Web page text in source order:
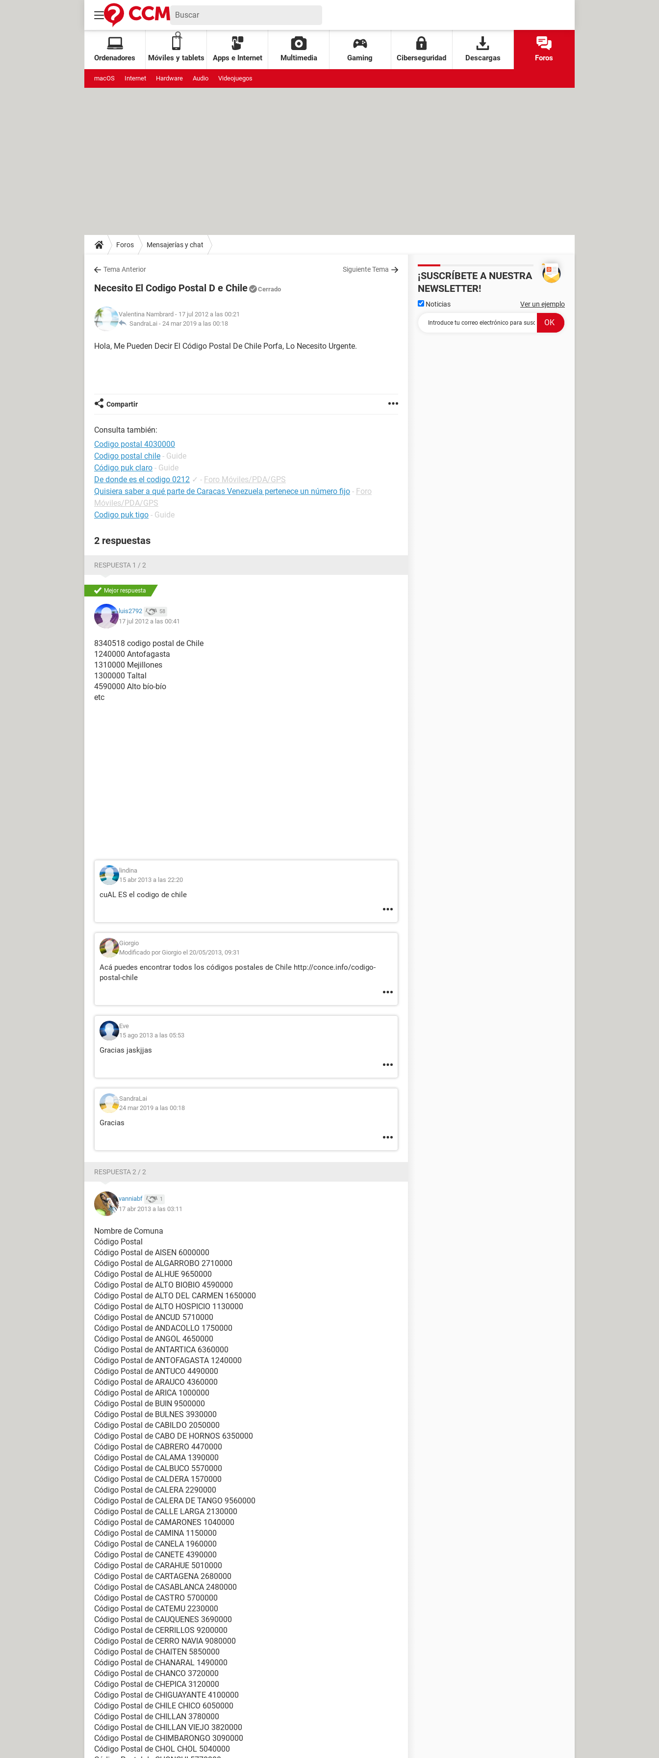
Ordenadores Móviles y tablets Apps e Internet Multimedia Gaming Ciberseguridad Descargas Foros
macOS Internet Hardware Audio Videojuegos
Foros Mensajerías y chat
Tema Anterior Siguiente Tema
Necesito El Codigo Postal D e Chile Cerrado
Valentina Nambrard - 17 jul 2012 a las 00:21
SandraLai - 24 mar 2019 a las 00:18
Hola, Me Pueden Decir El Código Postal De Chile Porfa, Lo Necesito Urgente.
Compartir
Consulta también:
Codigo postal 4030000
Codigo postal chile - Guide
Código puk claro - Guide
De donde es el codigo 0212 ✓ - Foro Móviles/PDA/GPS
Quisiera saber a qué parte de Caracas Venezuela pertenece un número fijo - Foro
Móviles/PDA/GPS
Codigo puk tigo - Guide
2 respuestas
RESPUESTA 1 / 2
Mejor respuesta
luis2792 58
17 jul 2012 a las 00:41
8340518 codigo postal de Chile
1240000 Antofagasta
1310000 Mejillones
1300000 Taltal
4590000 Alto bío-bío
etc
lindina
15 abr 2013 a las 22:20
cuAL ES el codigo de chile
Giorgio
Modificado por Giorgio el 20/05/2013, 09:31
Acá puedes encontrar todos los códigos postales de Chile http://conce.info/codigo-
postal-chile
Eve
15 ago 2013 a las 05:53
Gracias jaskjjas
SandraLai
24 mar 2019 a las 00:18
Gracias
RESPUESTA 2 / 2
vanniabf 1
17 abr 2013 a las 03:11
Nombre de Comuna
Código Postal
Código Postal de AISEN 6000000
Código Postal de ALGARROBO 2710000
Código Postal de ALHUE 9650000
Código Postal de ALTO BIOBIO 4590000
Código Postal de ALTO DEL CARMEN 1650000
Código Postal de ALTO HOSPICIO 1130000
Código Postal de ANCUD 5710000
Código Postal de ANDACOLLO 1750000
Código Postal de ANGOL 4650000
Código Postal de ANTARTICA 6360000
Código Postal de ANTOFAGASTA 1240000
Código Postal de ANTUCO 4490000
Código Postal de ARAUCO 4360000
Código Postal de ARICA 1000000
Código Postal de BUIN 9500000
Código Postal de BULNES 3930000
Código Postal de CABILDO 2050000
Código Postal de CABO DE HORNOS 6350000
Código Postal de CABRERO 4470000
Código Postal de CALAMA 1390000
Código Postal de CALBUCO 5570000
Código Postal de CALDERA 1570000
Código Postal de CALERA 2290000
Código Postal de CALERA DE TANGO 9560000
Código Postal de CALLE LARGA 2130000
Código Postal de CAMARONES 1040000
Código Postal de CAMINA 1150000
Código Postal de CANELA 1960000
Código Postal de CANETE 4390000
Código Postal de CARAHUE 5010000
Código Postal de CARTAGENA 2680000
Código Postal de CASABLANCA 2480000
Código Postal de CASTRO 5700000
Código Postal de CATEMU 2230000
Código Postal de CAUQUENES 3690000
Código Postal de CERRILLOS 9200000
Código Postal de CERRO NAVIA 9080000
Código Postal de CHAITEN 5850000
Código Postal de CHANARAL 1490000
Código Postal de CHANCO 3720000
Código Postal de CHEPICA 3120000
Código Postal de CHIGUAYANTE 4100000
Código Postal de CHILE CHICO 6050000
Código Postal de CHILLAN 3780000
Código Postal de CHILLAN VIEJO 3820000
Código Postal de CHIMBARONGO 3090000
Código Postal de CHOL CHOL 5040000
¡SUSCRÍBETE A NUESTRA
NEWSLETTER!
Noticias Ver un ejemplo